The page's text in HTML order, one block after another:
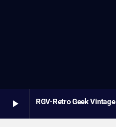
play_arrow RGV-Retro Geek Vintage